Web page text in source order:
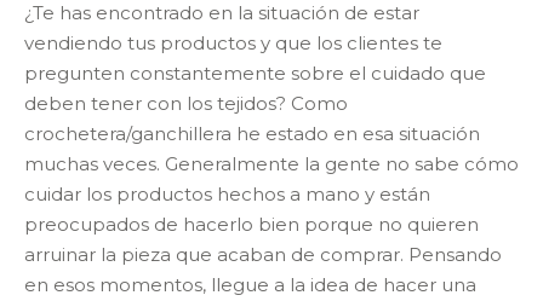
¿Te has encontrado en la situación de estar
vendiendo tus productos y que los clientes te
pregunten constantemente sobre el cuidado que
deben tener con los tejidos? Como
crochetera/ganchillera he estado en esa situación
muchas veces. Generalmente la gente no sabe cómo
cuidar los productos hechos a mano y están
preocupados de hacerlo bien porque no quieren
arruinar la pieza que acaban de comprar. Pensando
en esos momentos, llegue a la idea de hacer una